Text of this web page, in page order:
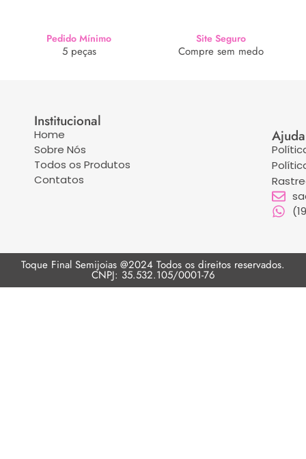
Pedido Mínimo
5 peças
Site Seguro
Compre sem medo
Institucional
Home
Sobre Nós
Todos os Produtos
Contatos
Ajuda
Toque Final Semijoias @2024 Todos os direitos reservados.
CNPJ: 35.532.105/0001-76